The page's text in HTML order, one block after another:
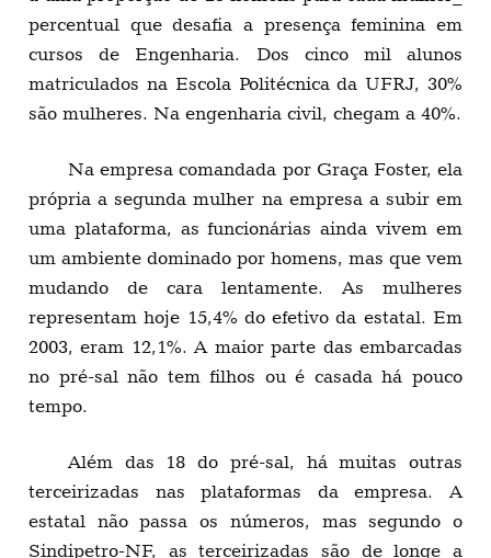
percentual que desafia a presença feminina em
cursos de Engenharia. Dos cinco mil alunos
matriculados na Escola Politécnica da UFRJ, 30%
são mulheres. Na engenharia civil, chegam a 40%.
Na empresa comandada por Graça Foster, ela
própria a segunda mulher na empresa a subir em
uma plataforma, as funcionárias ainda vivem em
um ambiente dominado por homens, mas que vem
mudando de cara lentamente. As mulheres
representam hoje 15,4% do efetivo da estatal. Em
2003, eram 12,1%. A maior parte das embarcadas
no pré-sal não tem filhos ou é casada há pouco
tempo.
Além das 18 do pré-sal, há muitas outras
terceirizadas nas plataformas da empresa. A
estatal não passa os números, mas segundo o
Sindipetro-NF, as terceirizadas são de longe a